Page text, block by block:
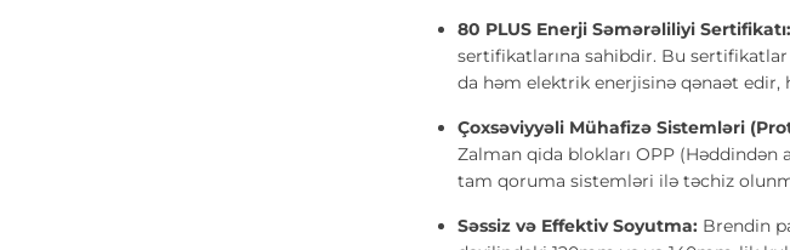
80 PLUS Enerji Səmərəliliyi Sertifikatı:
sertifikatlarına sahibdir. Bu
da həm elektrik enerjisinə qənaət edir,
Çoxsəviyyəli Mühafizə Sistemləri
Zalman qida blokları OPP (Həddindən
tam qoruma sistemləri ilə təchiz
Səssiz və Effektiv Soyutma: Brendin